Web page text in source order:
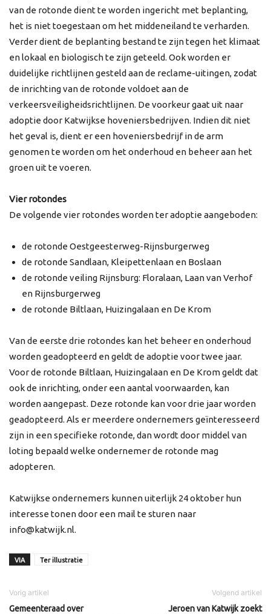
van de rotonde dient te worden ingericht met beplanting,
het is niet toegestaan om het middeneiland te verharden.
Verder dient de beplanting bestand te zijn tegen het klimaat
en lokaal en biologisch te zijn geteeld. Ook worden er
duidelijke richtlijnen gesteld aan de reclame-uitingen, zodat
de inrichting van de rotonde voldoet aan de
verkeersveiligheidsrichtlijnen. De voorkeur gaat uit naar
adoptie door Katwijkse hoveniersbedrijven. Indien dit niet
het geval is, dient er een hoveniersbedrijf in de arm
genomen te worden om het onderhoud en beheer aan het
groen uit te voeren.
Vier rotondes
De volgende vier rotondes worden ter adoptie aangeboden:
de rotonde Oestgeesterweg-Rijnsburgerweg
de rotonde Sandlaan, Kleipettenlaan en Boslaan
de rotonde veiling Rijnsburg: Floralaan, Laan van Verhof
en Rijnsburgerweg
de rotonde Biltlaan, Huizingalaan en De Krom
Van de eerste drie rotondes kan het beheer en onderhoud
worden geadopteerd en geldt de adoptie voor twee jaar.
Voor de rotonde Biltlaan, Huizingalaan en De Krom geldt dat
ook de inrichting, onder een aantal voorwaarden, kan
worden aangepast. Deze rotonde kan voor drie jaar worden
geadopteerd. Als er meerdere ondernemers geïnteresseerd
zijn in een specifieke rotonde, dan wordt door middel van
loting bepaald welke ondernemer de rotonde mag
adopteren.
Katwijkse ondernemers kunnen uiterlijk 24 oktober hun
interesse tonen door een mail te sturen naar
info@katwijk.nl.
VIA Ter illustratie
Vorig artikel
Gemeenteraad over
Volgend artikel
Jeroen van Katwijk zoekt